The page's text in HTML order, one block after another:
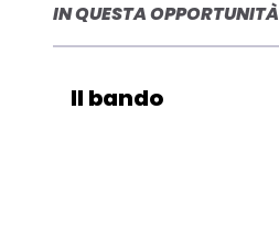
IN QUESTA OPPORTUNITÀ
Il bando